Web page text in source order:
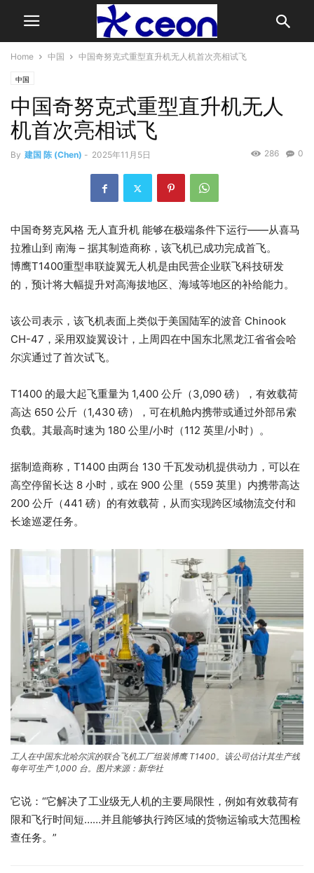
Home 中国 中国奇努克式重型直升机无人机首次亮相试飞
中国
中国奇努克式重型直升机无人
机首次亮相试飞
By 建国 陈 (Chen) - 2025年11月5日 0
286
中国奇努克风格 无人直升机 能够在极端条件下运行——从喜马
拉雅山到 南海 – 据其制造商称，该飞机已成功完成首飞。
博鹰T1400重型串联旋翼无人机是由民营企业联飞科技研发
的，预计将大幅提升对高海拔地区、海域等地区的补给能力。
该公司表示，该飞机表面上类似于美国陆军的波音 Chinook
CH-47，采用双旋翼设计，上周四在中国东北黑龙江省省会哈
尔滨通过了首次试飞。
T1400 的最大起飞重量为 1,400 公斤（3,090 磅），有效载荷
高达 650 公斤（1,430 磅），可在机舱内携带或通过外部吊索
负载。其最高时速为 180 公里/小时（112 英里/小时）。
据制造商称，T1400 由两台 130 千瓦发动机提供动力，可以在
高空停留长达 8 小时，或在 900 公里（559 英里）内携带高达
200 公斤（441 磅）的有效载荷，从而实现跨区域物流交付和
长途巡逻任务。
工人在中国东北哈尔滨的联合飞机工厂组装博鹰 T1400。该公司估计其生产线
每年可生产 1,000 台。图片来源：新华社
它说：“它解决了工业级无人机的主要局限性，例如有效载荷有
限和飞行时间短……并且能够执行跨区域的货物运输或大范围检
查任务。”